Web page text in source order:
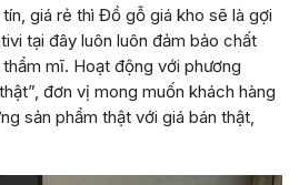
giá rẻ thì Đồ gỗ giá kho sẽ là gợi
tại đây luôn luôn đảm bảo chất
mĩ. Hoạt động với phương
đơn vị mong muốn khách hàng
sản phẩm thật với giá bán thật,